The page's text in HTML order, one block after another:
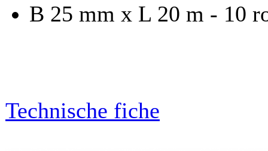
B 25 mm x L 20 m - 10
Technische fiche